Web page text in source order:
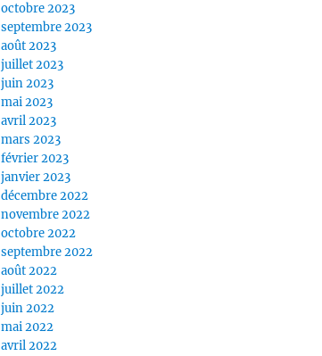
octobre 2023
septembre 2023
août 2023
juillet 2023
juin 2023
mai 2023
avril 2023
mars 2023
février 2023
janvier 2023
décembre 2022
novembre 2022
octobre 2022
septembre 2022
août 2022
juillet 2022
juin 2022
mai 2022
avril 2022